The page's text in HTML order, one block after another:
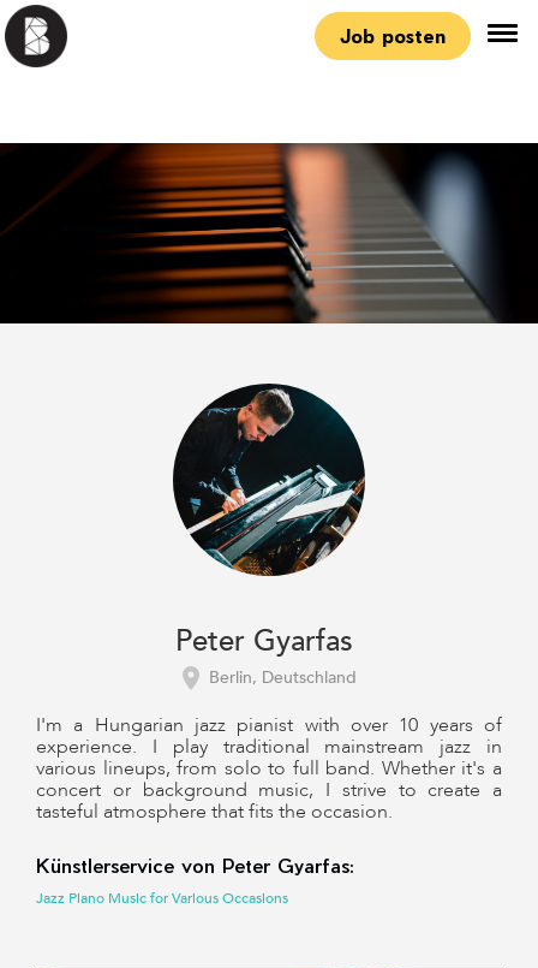
Job posten
Peter Gyarfas
Berlin, Deutschland
I'm a Hungarian jazz pianist with over 10 years of
experience. I play traditional mainstream jazz in
various lineups, from solo to full band. Whether it's a
concert or background music, I strive to create a
tasteful atmosphere that fits the occasion.
Künstlerservice von Peter Gyarfas:
Jazz Piano Music for Various Occasions